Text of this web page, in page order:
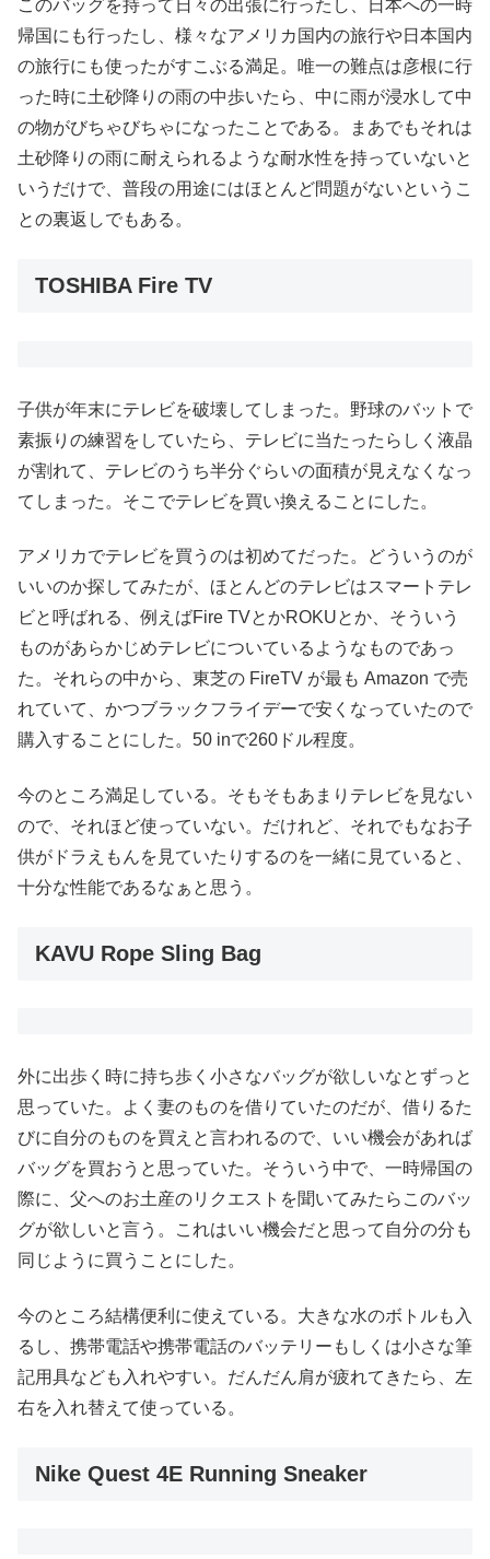
このバッグを持って日々の出張に行ったし、日本への一時
帰国にも行ったし、様々なアメリカ国内の旅行や日本国内
の旅行にも使ったがすこぶる満足。唯一の難点は彦根に行
った時に土砂降りの雨の中歩いたら、中に雨が浸水して中
の物がびちゃびちゃになったことである。まあでもそれは
土砂降りの雨に耐えられるような耐水性を持っていないと
いうだけで、普段の用途にはほとんど問題がないというこ
との裏返しでもある。
TOSHIBA Fire TV
子供が年末にテレビを破壊してしまった。野球のバットで
素振りの練習をしていたら、テレビに当たったらしく液晶
が割れて、テレビのうち半分ぐらいの面積が見えなくなっ
てしまった。そこでテレビを買い換えることにした。
アメリカでテレビを買うのは初めてだった。どういうのが
いいのか探してみたが、ほとんどのテレビはスマートテレ
ビと呼ばれる、例えばFire TVとかROKUとか、そういう
ものがあらかじめテレビについているようなものであっ
た。それらの中から、東芝の FireTV が最も Amazon で売
れていて、かつブラックフライデーで安くなっていたので
購入することにした。50 inで260ドル程度。
今のところ満足している。そもそもあまりテレビを見ない
ので、それほど使っていない。だけれど、それでもなお子
供がドラえもんを見ていたりするのを一緒に見ていると、
十分な性能であるなぁと思う。
KAVU Rope Sling Bag
外に出歩く時に持ち歩く小さなバッグが欲しいなとずっと
思っていた。よく妻のものを借りていたのだが、借りるた
びに自分のものを買えと言われるので、いい機会があれば
バッグを買おうと思っていた。そういう中で、一時帰国の
際に、父へのお土産のリクエストを聞いてみたらこのバッ
グが欲しいと言う。これはいい機会だと思って自分の分も
同じように買うことにした。
今のところ結構便利に使えている。大きな水のボトルも入
るし、携帯電話や携帯電話のバッテリーもしくは小さな筆
記用具なども入れやすい。だんだん肩が疲れてきたら、左
右を入れ替えて使っている。
Nike Quest 4E Running Sneaker